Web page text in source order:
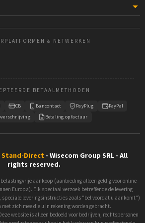
het institutionele imago.
& NETWERKEN
BETAALMETHODEN
CB Bancontact PayPlug
PayPal
Betaling op factuur
Stand-Direct - Wisecom Group SRL - All
rights reserved.
aankoop (aanbieding alleen geldig voor online
Europa). Elk speciaal verzoek betreffende de levering
leveringsinstructies zoals "bel voordat u aankomt")
zich mee die u in rekening worden gebracht.
website is alleen bedoeld voor bedrijven, rechtspersonen